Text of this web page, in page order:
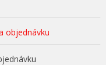
objednávku